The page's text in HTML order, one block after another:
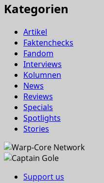
Kategorien
Artikel
Faktenchecks
Fandom
Interviews
Kolumnen
News
Reviews
Specials
Spotlights
Stories
Support us